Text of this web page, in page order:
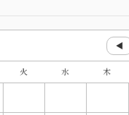
◀
火 水 木